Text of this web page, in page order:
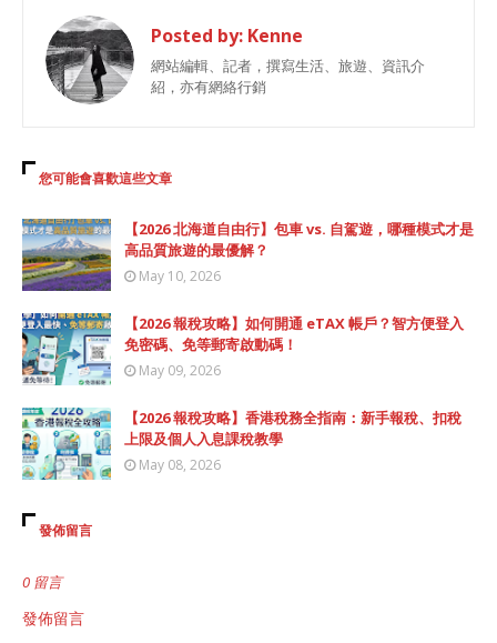
Posted by: Kenne
網站編輯、記者，撰寫生活、旅遊、資訊介
紹，亦有網絡行銷
您可能會喜歡這些文章
【2026 北海道自由行】包車 vs. 自駕遊，哪種模式才是
高品質旅遊的最優解？
May 10, 2026
【2026 報稅攻略】如何開通 eTAX 帳戶？智方便登入
免密碼、免等郵寄啟動碼！
May 09, 2026
【2026 報稅攻略】香港稅務全指南：新手報稅、扣稅
上限及個人入息課稅教學
May 08, 2026
發佈留言
0 留言
發佈留言